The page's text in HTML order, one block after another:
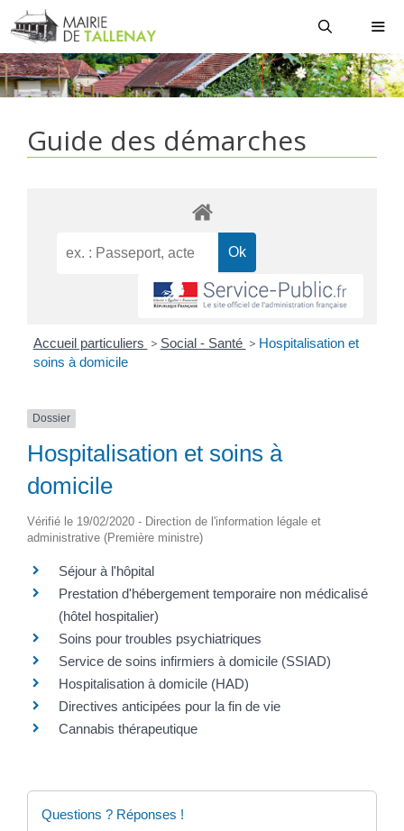
Aller
au
contenu
Guide des démarches
Accueil particuliers > Social - Santé > Hospitalisation et
soins à domicile
Dossier
Hospitalisation et soins à
domicile
Vérifié le 19/02/2020 - Direction de l'information légale et
administrative (Première ministre)
Séjour à l'hôpital
Prestation d'hébergement temporaire non médicalisé
(hôtel hospitalier)
Soins pour troubles psychiatriques
Service de soins infirmiers à domicile (SSIAD)
Hospitalisation à domicile (HAD)
Directives anticipées pour la fin de vie
Cannabis thérapeutique
Questions ? Réponses !